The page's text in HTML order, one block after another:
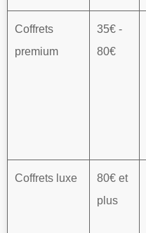
Coffrets
premium
35€ -
80€
Coffrets luxe
80€ et
plus